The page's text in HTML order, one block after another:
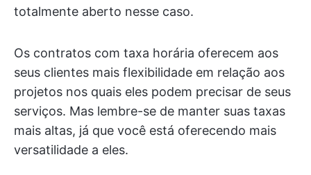
totalmente aberto nesse caso.
Os contratos com taxa horária oferecem aos
seus clientes mais flexibilidade em relação aos
projetos nos quais eles podem precisar de seus
serviços. Mas lembre-se de manter suas taxas
mais altas, já que você está oferecendo mais
versatilidade a eles.